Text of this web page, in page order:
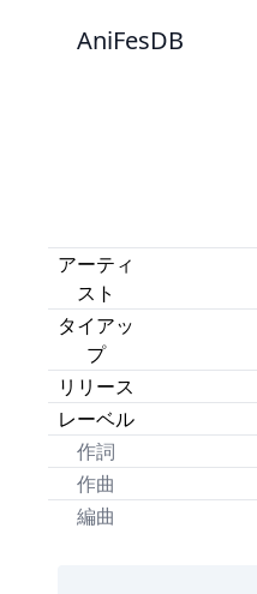
AniFesDB
アーティ
スト
タイアッ
プ
リリース
レーベル
作詞
作曲
編曲